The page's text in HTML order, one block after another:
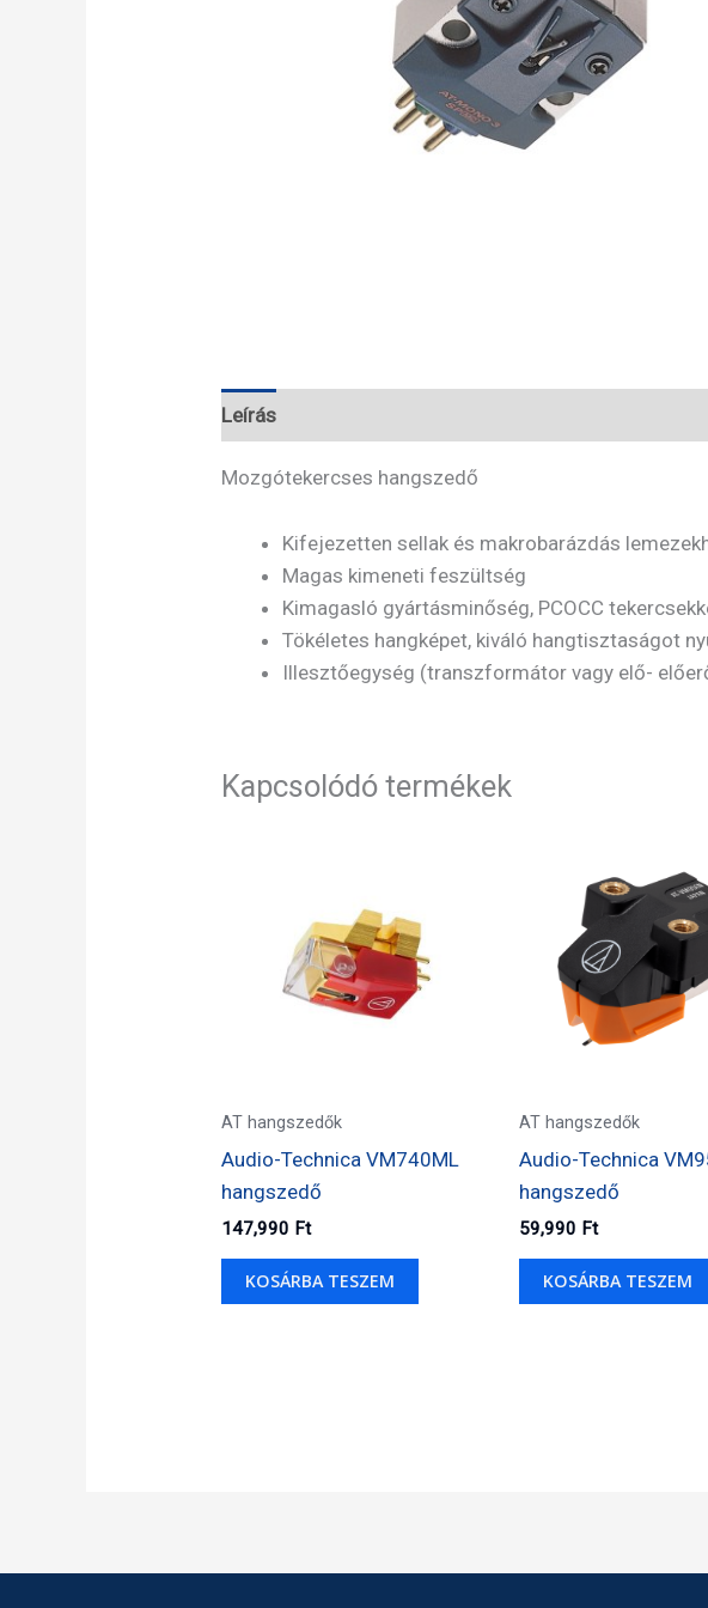
Leírás
Mozgótekercses hangszedő
Kifejezetten sellak és makrobarázdás
Magas kimeneti feszültség
Kimagasló gyártásminőség, PCOCC
Tökéletes hangképet, kiváló hangtisztaságot
Illesztőegység (transzformátor vagy elő-
Kapcsolódó termékek
AT hangszedők
Audio-Technica VM740ML
hangszedő
147,990 Ft
KOSÁRBA TESZEM
AT hangszedők
Audio-Technica
hangszedő
59,990 Ft
KOSÁRBA TESZEM